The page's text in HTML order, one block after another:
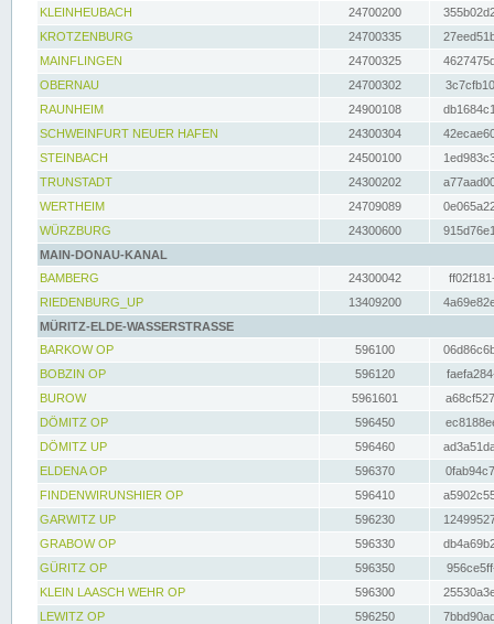
KLEINHEUBACH 24700200
KROTZENBURG
24700335
MAINFLINGEN
24700325
OBERNAU
24700302
RAUNHEIM
24900108
SCHWEINFURT NEUER HAFEN
24300304
STEINBACH
24500100
TRUNSTADT
24300202
WERTHEIM
24709089
WÜRZBURG
24300600
MAIN-DONAU-KANAL
BAMBERG
24300042
RIEDENBURG_UP
13409200
MÜRITZ-ELDE-WASSERSTRASSE
BARKOW OP
596100
BOBZIN OP
596120
BUROW
5961601
DÖMITZ OP
596450
DÖMITZ UP
596460
ELDENA OP
596370
FINDENWIRUNSHIER OP
596410
GARWITZ UP
596230
GRABOW OP
596330
GÜRITZ OP
596350
KLEIN LAASCH WEHR OP
596300
LEWITZ OP
596250